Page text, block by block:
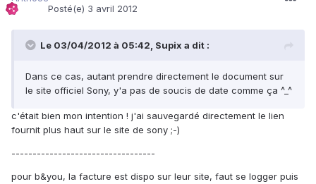
Posté(e) 3 avril 2012
Le 03/04/2012 à 05:42, Supix a dit :
Dans ce cas, autant prendre directement le document sur
le site officiel Sony, y'a pas de soucis de date comme ça ^_^
c'était bien mon intention ! j'ai sauvegardé directement le lien
fournit plus haut sur le site de sony ;-)
----------------------------------
pour b&you, la facture est dispo sur leur site, faut se logger puis